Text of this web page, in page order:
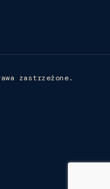
zastrzeżone.